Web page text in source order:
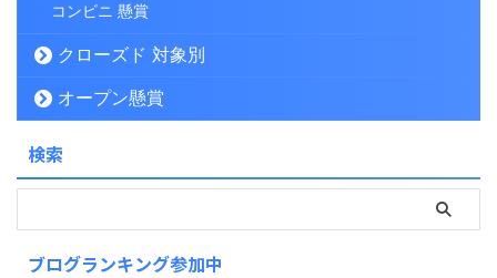
コンビニ 懸賞
クローズド 対象別
オープン懸賞
検索
ブログランキング参加中